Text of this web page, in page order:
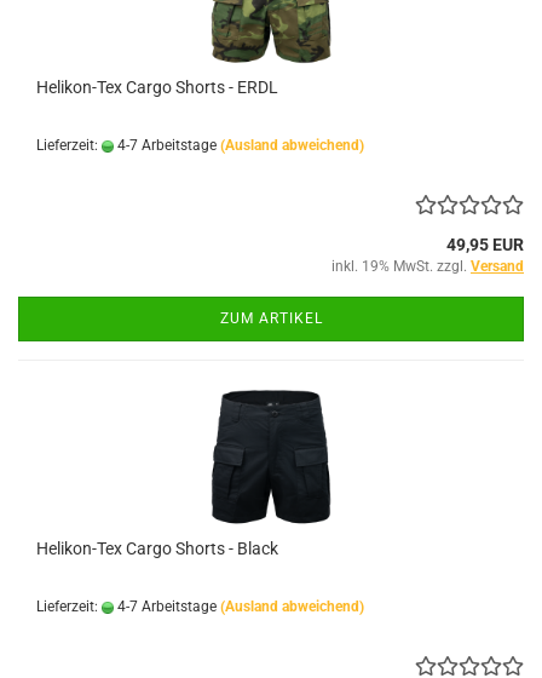
Helikon-Tex Cargo Shorts - ERDL
Lieferzeit: 4-7 Arbeitstage (Ausland abweichend)
49,95 EUR
inkl. 19% MwSt. zzgl. Versand
ZUM ARTIKEL
Helikon-Tex Cargo Shorts - Black
Lieferzeit: 4-7 Arbeitstage (Ausland abweichend)